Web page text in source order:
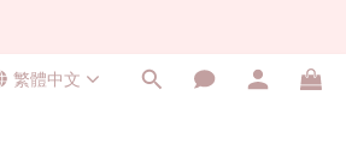
繁體中文